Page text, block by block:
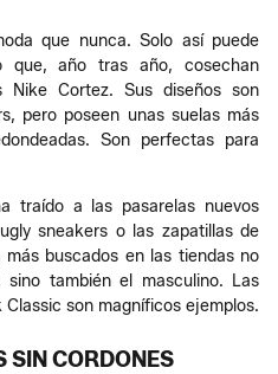
que nunca. Solo así puede
que, año tras año, cosechan
Cortez. Sus diseños son
pero poseen unas suelas más
Son perfectas para
traído a las pasarelas nuevos
sneakers o las zapatillas de
buscados en las tiendas no
también el masculino. Las
son magníficos ejemplos.
SIN CORDONES